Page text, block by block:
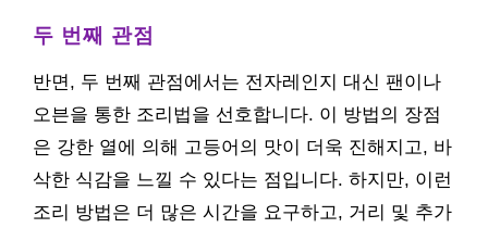
두 번째 관점
반면, 두 번째 관점에서는 전자레인지 대신 팬이나
오븐을 통한 조리법을 선호합니다. 이 방법의 장점
은 강한 열에 의해 고등어의 맛이 더욱 진해지고, 바
삭한 식감을 느낄 수 있다는 점입니다. 하지만, 이런
조리 방법은 더 많은 시간을 요구하고, 거리 및 추가